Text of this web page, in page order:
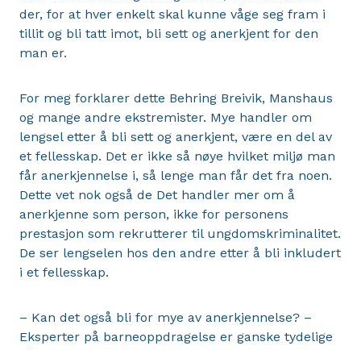
der, for at hver enkelt skal kunne våge seg fram i
tillit og bli tatt imot, bli sett og anerkjent for den
man er.
For meg forklarer dette Behring Breivik, Manshaus
og mange andre ekstremister. Mye handler om
lengsel etter å bli sett og anerkjent, være en del av
et fellesskap. Det er ikke så nøye hvilket miljø man
får anerkjennelse i, så lenge man får det fra noen.
Dette vet nok også de Det handler mer om å
anerkjenne som person, ikke for personens
prestasjon som rekrutterer til ungdomskriminalitet.
De ser lengselen hos den andre etter å bli inkludert
i et fellesskap.
– Kan det også bli for mye av anerkjennelse? –
Eksperter på barneoppdragelse er ganske tydelige